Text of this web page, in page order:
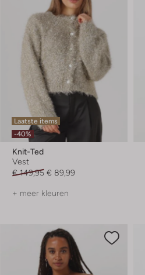
Laatste items
-40%
Knit-Ted
Vest
€ 149,95 € 89,99
+ meer kleuren